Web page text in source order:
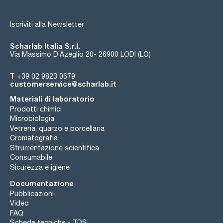
Iscriviti alla Newsletter
Scharlab Italia S.r.l.
Via Massimo D’Azeglio 20- 26900 LODI (LO)
T +39 02 9823 0679
customerservice@scharlab.it
Materiali di laboratorio
Prodotti chimici
Microbiologia
Vetreria, quarzo e porcellana
Cromatografia
Strumentazione scientifica
Consumabile
Sicurezza e igiene
Documentazione
Pubblicazioni
Video
FAQ